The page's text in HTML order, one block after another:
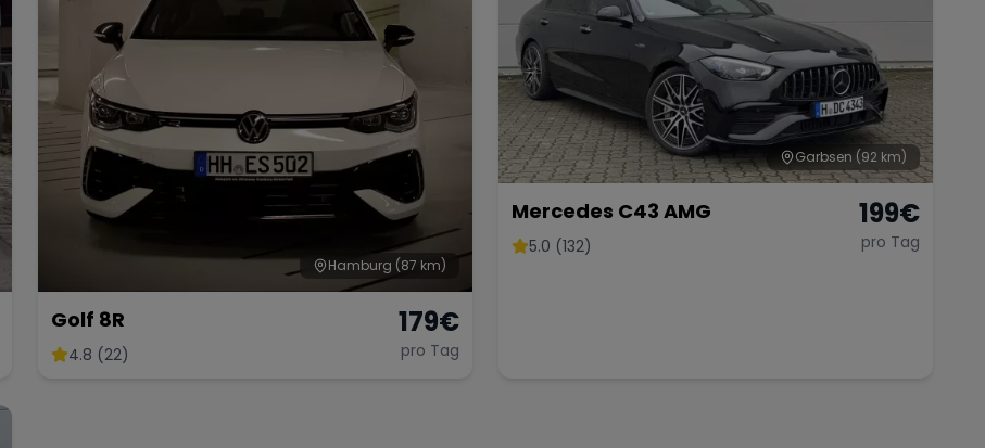
Hamburg (87 km)
Golf 8R
4.8 (22)
179€
pro Tag
Garbsen (92 km)
Mercedes C43 AMG
5.0 (132)
199€
pro Tag